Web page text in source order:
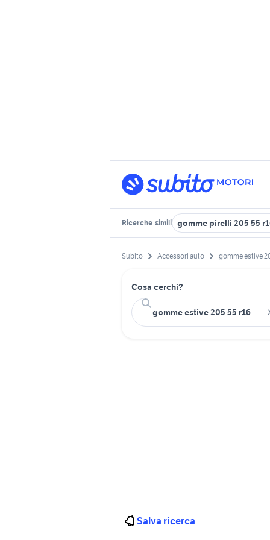
Ricerche simili gomme pirelli 205 55
Subito Accessori auto gomme estive
Cosa cerchi?
Salva ricerca